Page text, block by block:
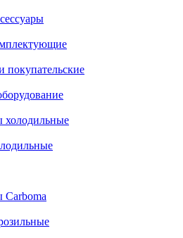
покупательские
холодильные